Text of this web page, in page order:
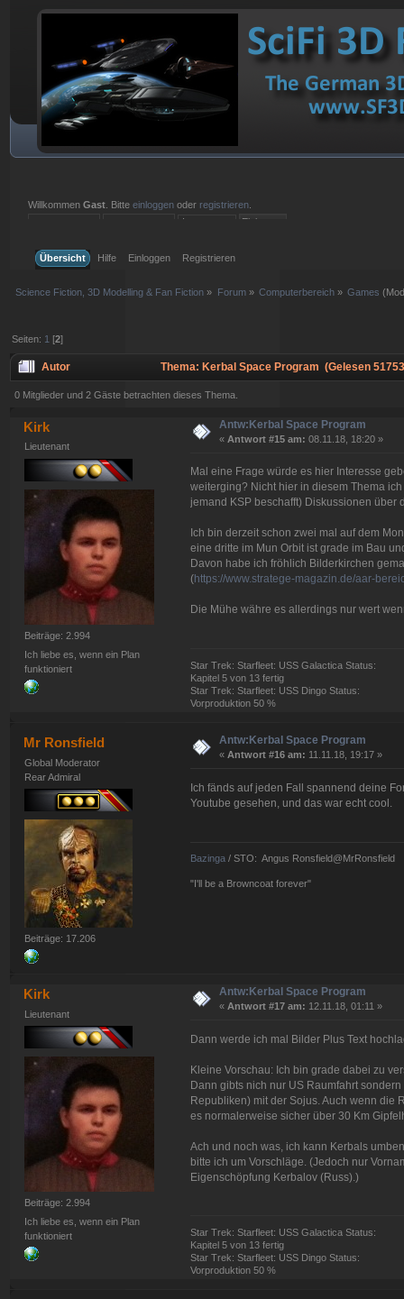
WillkommenGast . Bitteeinloggen oder registrieren
Übersicht
Hilfe Einloggen Registrieren
Science Fiction, 3D Modelling & Fan Fiction » Forum» Computerbereich » Games
Seiten: 1 [2]
Autor Thema: Kerbal Space Program (Gelesen
0 Mitglieder und 2 Gäste betrachten dieses Thema.
Kirk
Lieutenant
Beiträge: 2.994
Ich liebe es, wenn ein Plan
funktioniert
Antw:Kerbal Space Program
« Antwort #15 am: 08.11.18, 18:20 »
Mal eine Frage würde es hier Interesse
weiterging? Nicht hier in diesem Thema
jemand KSP beschafft) Diskussionen über
Ich bin derzeit schon zwei mal auf dem
eine dritte im Mun Orbit ist grade im Bau
Davon habe ich fröhlich Bilderkirchen
(https://www.stratege-magazin.de/aar-
Die Mühe währe es allerdings nur wert
Star Trek: Starfleet: USS Galactica Status:
Kapitel 5 von 13 fertig
Star Trek: Starfleet: USS Dingo Status:
Vorproduktion 50 %
Mr Ronsfield
Global Moderator
Rear Admiral
Beiträge: 17.206
Antw:Kerbal Space Program
« Antwort #16 am: 11.11.18, 19:17 »
Ich fänds auf jeden Fall spannend deine
Youtube gesehen, und das war echt cool.
Bazinga/ STO: Angus Ronsfield@MrRonsfield
"I'll be a Browncoat forever"
Kirk
Lieutenant
Beiträge: 2.994
Ich liebe es, wenn ein Plan
funktioniert
Antw:Kerbal Space Program
« Antwort #17 am: 12.11.18, 01:11 »
Dann werde ich mal Bilder Plus Text
Kleine Vorschau: Ich bin grade dabei zu
Dann gibts nich nur US Raumfahrt
Republiken) mit der Sojus. Auch wenn die
es normalerweise sicher über 30 Km
Ach und noch was, ich kann Kerbals
bitte ich um Vorschläge. (Jedoch nur
Eigenschöpfung Kerbalov (Russ).)
Star Trek: Starfleet: USS Galactica Status:
Kapitel 5 von 13 fertig
Star Trek: Starfleet: USS Dingo Status:
Vorproduktion 50 %